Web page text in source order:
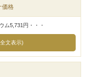
価格
ム5,731円・・・
文表示)